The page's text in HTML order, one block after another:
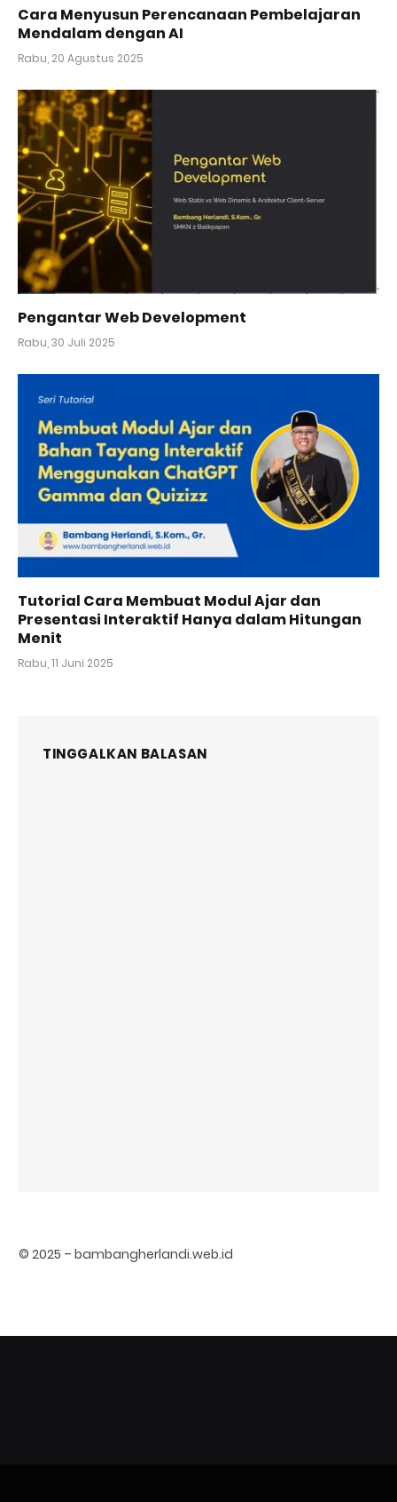
Cara Menyusun Perencanaan Pembelajaran
Mendalam dengan AI
Rabu, 20 Agustus 2025
Pengantar Web Development
Rabu, 30 Juli 2025
Tutorial Cara Membuat Modul Ajar dan
Presentasi Interaktif Hanya dalam Hitungan
Menit
Rabu, 11 Juni 2025
TINGGALKAN BALASAN
© 2025 – bambangherlandi.web.id